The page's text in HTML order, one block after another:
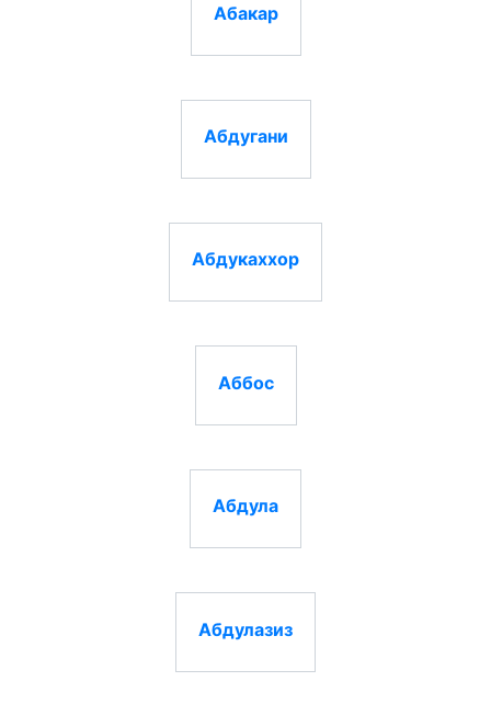
Абакар
Абдугани
Абдукаххор
Аббос
Абдула
Абдулазиз